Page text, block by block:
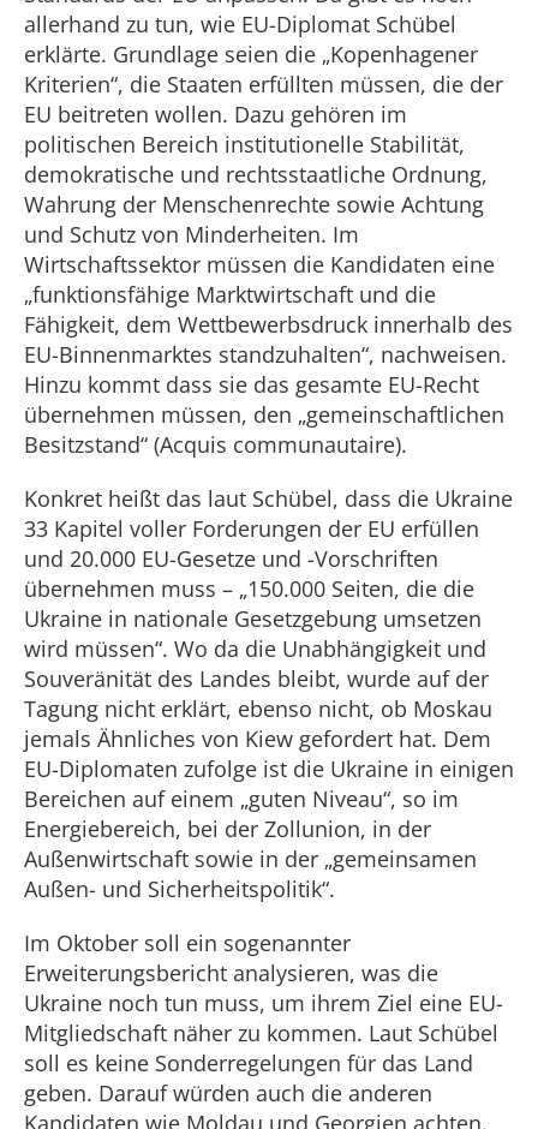
allerhand zu tun, wie EU-Diplomat Schübel
erklärte. Grundlage seien die „Kopenhagener
Kriterien“, die Staaten erfüllten müssen, die der
EU beitreten wollen. Dazu gehören im
politischen Bereich institutionelle Stabilität,
demokratische und rechtsstaatliche Ordnung,
Wahrung der Menschenrechte sowie Achtung
und Schutz von Minderheiten. Im
Wirtschaftssektor müssen die Kandidaten eine
„funktionsfähige Marktwirtschaft und die
Fähigkeit, dem Wettbewerbsdruck innerhalb des
EU-Binnenmarktes standzuhalten“, nachweisen.
Hinzu kommt dass sie das gesamte EU-Recht
übernehmen müssen, den „gemeinschaftlichen
Besitzstand“ (Acquis communautaire).
Konkret heißt das laut Schübel, dass die Ukraine
33 Kapitel voller Forderungen der EU erfüllen
und 20.000 EU-Gesetze und -Vorschriften
übernehmen muss – „150.000 Seiten, die die
Ukraine in nationale Gesetzgebung umsetzen
wird müssen“. Wo da die Unabhängigkeit und
Souveränität des Landes bleibt, wurde auf der
Tagung nicht erklärt, ebenso nicht, ob Moskau
jemals Ähnliches von Kiew gefordert hat. Dem
EU-Diplomaten zufolge ist die Ukraine in einigen
Bereichen auf einem „guten Niveau“, so im
Energiebereich, bei der Zollunion, in der
Außenwirtschaft sowie in der „gemeinsamen
Außen- und Sicherheitspolitik“.
Im Oktober soll ein sogenannter
Erweiterungsbericht analysieren, was die
Ukraine noch tun muss, um ihrem Ziel eine EU-
Mitgliedschaft näher zu kommen. Laut Schübel
soll es keine Sonderregelungen für das Land
geben. Darauf würden auch die anderen
Kandidaten wie Moldau und Georgien achten.